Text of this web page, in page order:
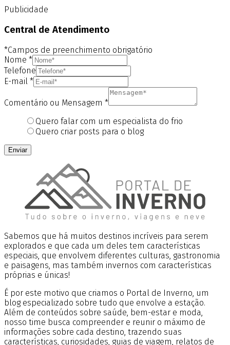
Publicidade
Central de Atendimento
*Campos de preenchimento obrigatório
Nome *
Telefone
E-mail *
Comentário ou Mensagem *
Quero falar com um especialista do frio
Quero criar posts para o blog
Enviar
Sabemos que há muitos destinos incríveis para serem
explorados e que cada um deles tem características
especiais, que envolvem diferentes culturas, gastronomia
e paisagens, mas também invernos com características
próprias e únicas!
É por este motivo que criamos o Portal de Inverno, um
blog especializado sobre tudo que envolve a estação.
Além de conteúdos sobre saúde, bem-estar e moda,
nosso time busca compreender e reunir o máximo de
informações sobre cada destino, trazendo suas
características, curiosidades, guias de viagem, relatos de